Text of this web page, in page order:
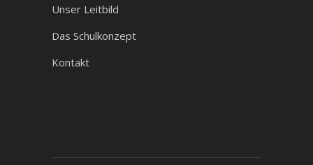
Unser Leitbild
Das Schulkonzept
Kontakt